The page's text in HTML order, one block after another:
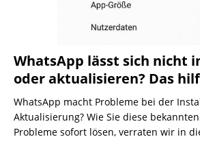
WhatsApp lässt sich nicht
oder aktualisieren? Das
WhatsApp macht Probleme bei der
Aktualisierung? Wie Sie diese
Probleme sofort lösen, verraten wir in